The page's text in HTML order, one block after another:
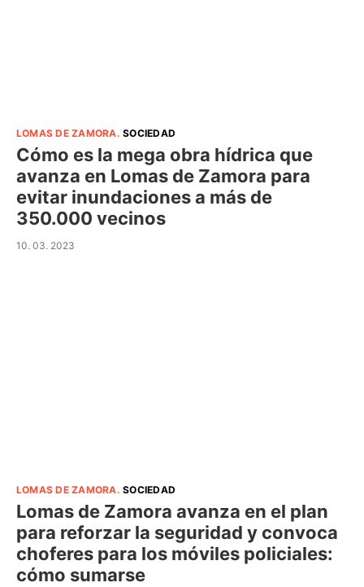
LOMAS DE ZAMORA.SOCIEDAD
Cómo es la mega obra hídrica que
avanza en Lomas de Zamora para
evitar inundaciones a más de
350.000 vecinos
10. 03. 2023
LOMAS DE ZAMORA.SOCIEDAD
Lomas de Zamora avanza en el plan
para reforzar la seguridad y convoca
choferes para los móviles policiales:
cómo sumarse